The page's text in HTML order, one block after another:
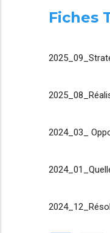
Fiches
2024_03_